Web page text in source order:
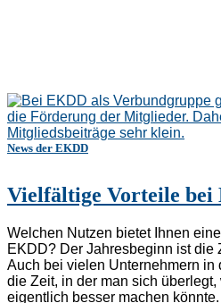
News der EKDD
Vielfältige Vorteile bei
Welchen Nutzen bietet Ihnen
EKDD? Der Jahresbeginn ist die
Auch bei vielen Unternehmern in
die Zeit, in der man sich
eigentlich besser machen